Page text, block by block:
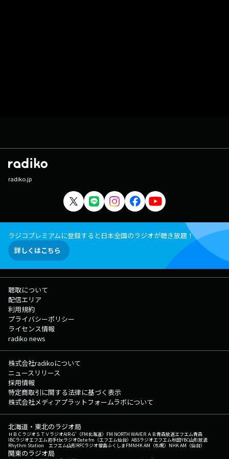
radiko.jp
ラジコプレミアムに登録すると日本全国のラジオが聴き放題！
詳しくはこちら
聴取について
配信エリア
利用規約
プライバシーポリシー
ライセンス情報
radiko news
株式会社radikoについて
ニュースリリース
採用情報
特定商取引に関する法律に基づく表示
株式会社メディアプラットフォームラボについて
北海道・東北のラジオ局
ＨＢＣラジオＳＴＶラジオAIR-G'（FM北海道） FM NORTH WAVEＲＡＢ青森放送エフエム青森
IBCラジオエフエム岩手tbcラジオDate fm（エフエム仙台） ABSラジオエフエム秋田YBC山形放送
Rhythm Station エフエム山形RFCラジオ福島ふくしまFMNHK AM（札幌） NHK AM（仙台）
関東のラジオ局